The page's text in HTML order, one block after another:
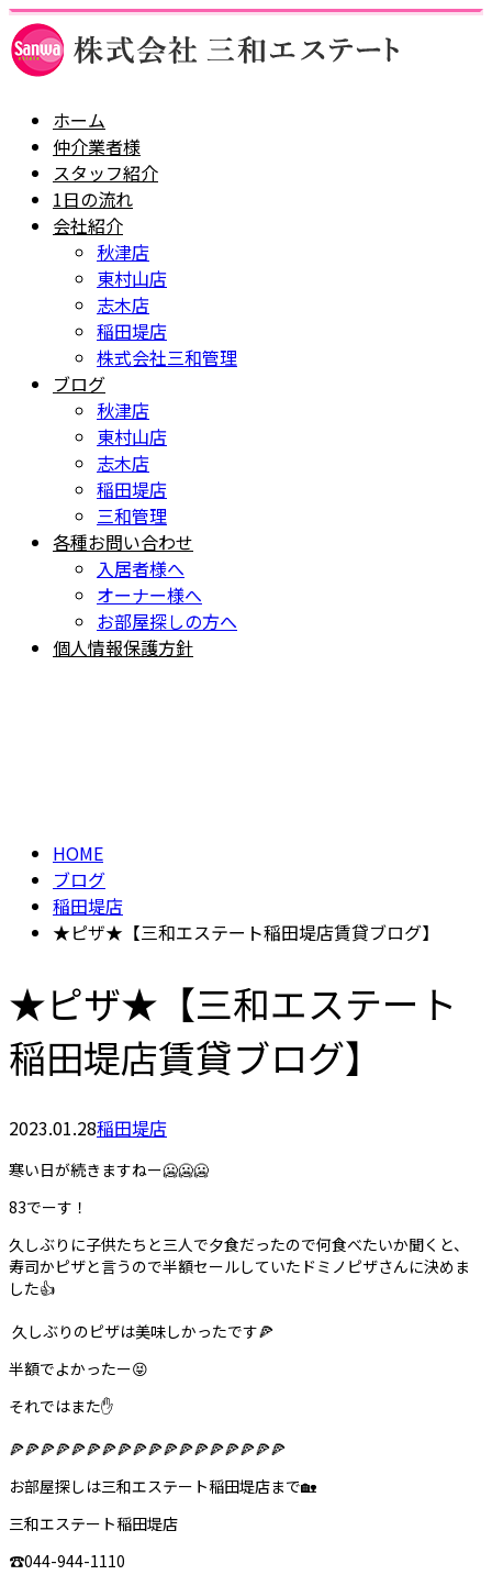
ホーム
仲介業者様
スタッフ紹介
1日の流れ
会社紹介
秋津店
東村山店
志木店
稲田堤店
株式会社三和管理
ブログ
秋津店
東村山店
志木店
稲田堤店
三和管理
各種お問い合わせ
入居者様へ
オーナー様へ
お部屋探しの方へ
個人情報保護方針
HOME
ブログ
稲田堤店
★ピザ★【三和エステート稲田堤店賃貸ブログ】
★ピザ★【三和エステート
稲田堤店賃貸ブログ】
2023.01.28稲田堤店
寒い日が続きますねー🥶🥶🥶
83でーす！
久しぶりに子供たちと三人で夕食だったので何食べたいか聞くと、
寿司かピザと言うので半額セールしていたドミノピザさんに決めま
した👍
久しぶりのピザは美味しかったです🍕
半額でよかったー😝
それではまた✋
🍕🍕🍕🍕🍕🍕🍕🍕🍕🍕🍕🍕🍕🍕🍕🍕🍕🍕
お部屋探しは三和エステート稲田堤店まで🏡
三和エステート稲田堤店
☎︎044-944-1110